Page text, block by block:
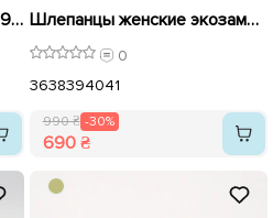
Шлепанцы женские кожа 594743 Белые Шлепанцы женские экозамша 594604 Черные распродажа
0
3638394041
990 ₴ -30%
690 ₴